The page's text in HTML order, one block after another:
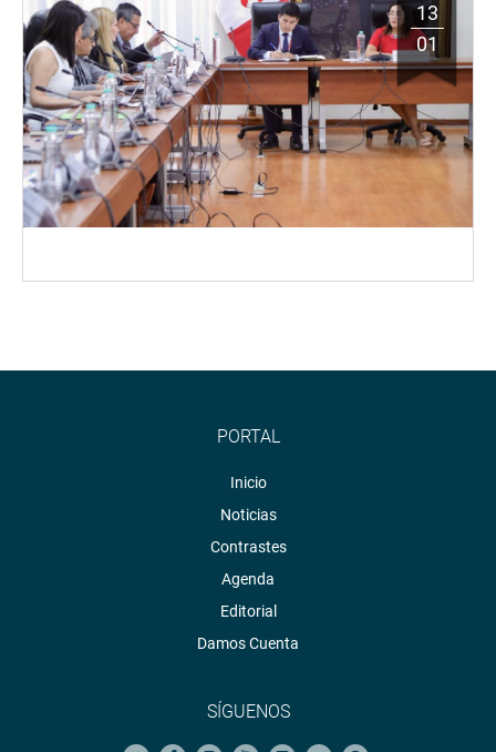
13
01
PORTAL
Inicio
Noticias
Contrastes
Agenda
Editorial
Damos Cuenta
SÍGUENOS